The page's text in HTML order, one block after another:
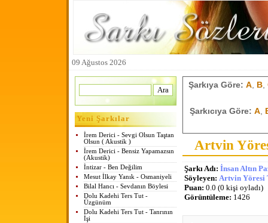
09 Ağustos 2026
Yeni Şarkılar
İrem Derici - Sevgi Olsun Taştan
Olsun ( Akustik )
İrem Derici - Bensiz Yapamazsın
(Akustik)
İntizar - Ben Değilim
Mesut İlkay Yanık - Osmaniyeli
Bilal Hancı - Sevdanın Böylesi
Dolu Kadehi Ters Tut -
Üzgünüm
Dolu Kadehi Ters Tut - Tanrının
İşi
Şarkıya Göre: A, B,
Şarkıcıya Göre: A,
Artvin
Şarkı Adı: İnsan Altın
Söyleyen: Artvin Yöresi
Puan: 0.0 (0 kişi oyladı)
Görüntüleme: 1426